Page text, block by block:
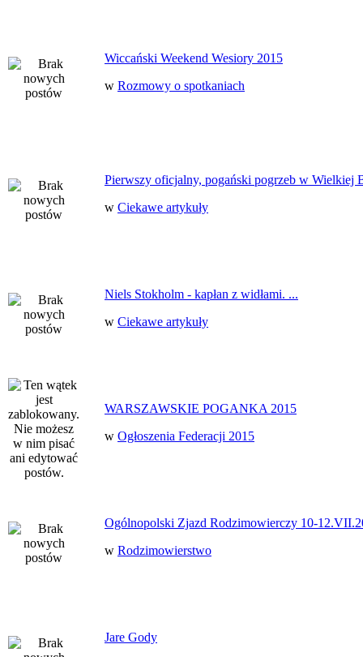
Wiccański Weekend Wesiory 2015
w Rozmowy o spotkaniach
Pierwszy oficjalny, pogański pogrzeb w Wielkiej
w Ciekawe artykuły
Niels Stokholm - kapłan z widłami. ...
w Ciekawe artykuły
WARSZAWSKIE POGANKA 2015
w Ogłoszenia Federacji 2015
Ogólnopolski Zjazd Rodzimowierczy 10-
w Rodzimowierstwo
Jare Gody